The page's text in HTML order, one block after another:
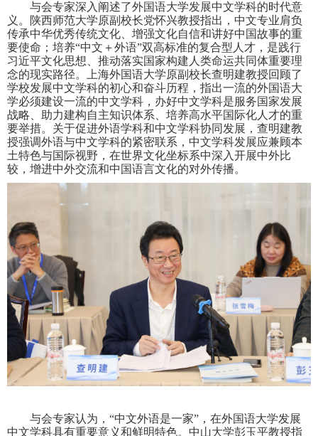
与会专家深入阐述了外国语大学发展中文学科的时代意
义。陕西师范大学原副校长党怀兴教授指出，中文专业肩负
传承中华优秀传统文化、增强文化自信和讲好中国故事的重
要使命；培养“中文＋外语”双高标准的复合型人才，是践行
习近平文化思想、推动落实国家构建人类命运共同体重要理
念的现实路径。上海外国语大学原副校长查明建教授回顾了
学校发展中文学科的初心和奋斗历程，指出一流的外国语大
学必须建设一流的中文学科，办好中文学科是服务国家发展
战略、助力建构自主知识体系、培养高水平国际化人才的重
要举措。关于促进外语学科和中文学科协同发展，查明建教
授强调外语与中文学科的紧密联系，中文学科发展应兼顾本
土特色与国际视野，在世界文化坐标系中深入开展中外比
较，增进中外交流和中国语言文化的对外传播。
与会专家认为，“中文外语是一家”，在外国语大学发展
中文学科具有重要意义和鲜明特色。中山大学彭玉平教授指